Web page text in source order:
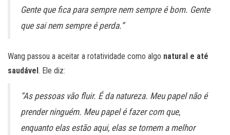
Gente que fica para sempre nem sempre é bom. Gente
que sai nem sempre é perda.”
Wang passou a aceitar a rotatividade como algo natural e até
saudável . Ele diz:
“As pessoas vão fluir. É da natureza. Meu papel não é
prender ninguém. Meu papel é fazer com que,
enquanto elas estão aqui, elas se tornem a melhor